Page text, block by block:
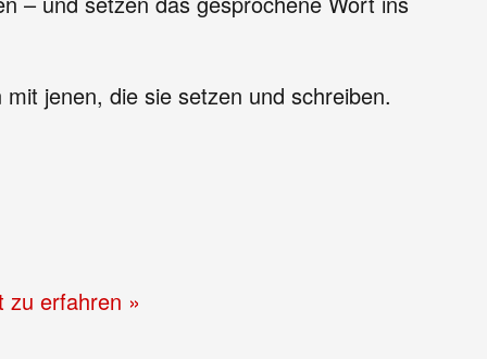
jenen, die sie setzen und schreiben.
zu erfahren »